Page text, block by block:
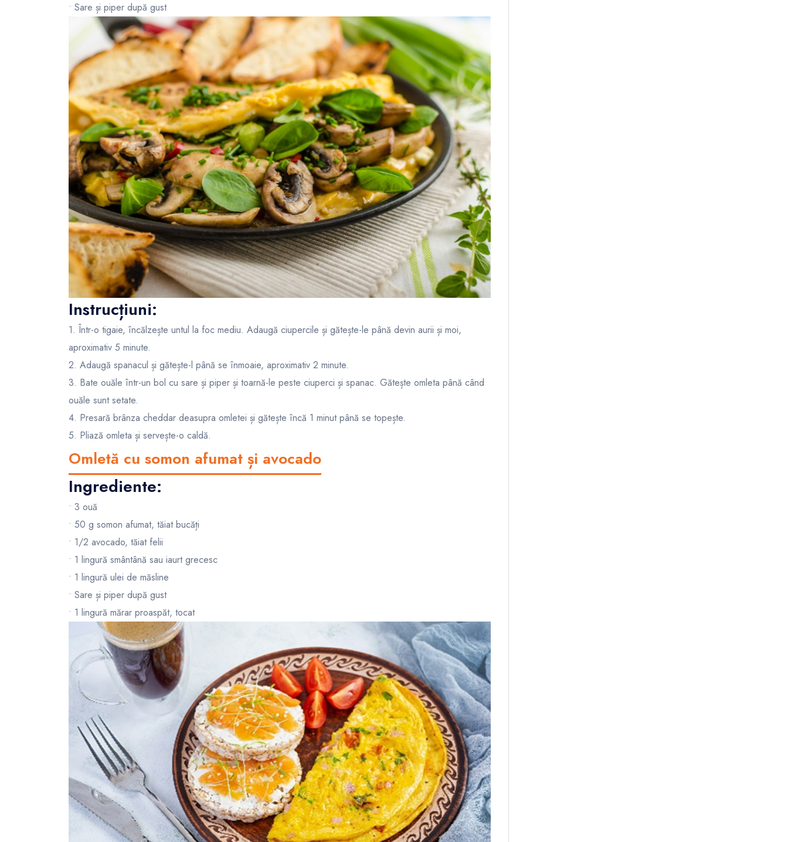
• Sare și piper după gust
Instrucțiuni:
1. Într-o tigaie, încălzește untul la foc mediu. Adaugă ciupercile și gătește-le până devin aurii și moi,
aproximativ 5 minute.
2. Adaugă spanacul și gătește-l până se înmoaie, aproximativ 2 minute.
3. Bate ouăle într-un bol cu sare și piper și toarnă-le peste ciuperci și spanac. Gătește omleta până când
ouăle sunt setate.
4. Presară brânza cheddar deasupra omletei și gătește încă 1 minut până se topește.
5. Pliază omleta și servește-o caldă.
Omletă cu somon afumat și avocado
Ingrediente:
• 3 ouă
• 50 g somon afumat, tăiat bucăți
• 1/2 avocado, tăiat felii
• 1 lingură smântână sau iaurt grecesc
• 1 lingură ulei de măsline
• Sare și piper după gust
• 1 lingură mărar proaspăt, tocat